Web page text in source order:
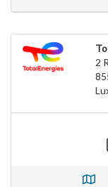
2